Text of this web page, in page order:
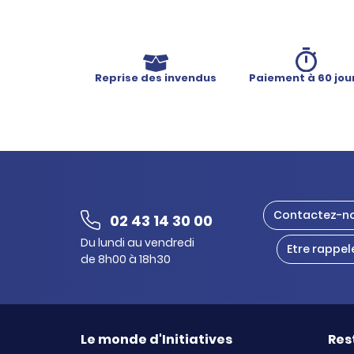
Reprise des invendus Paiement à 60
02 43 14 30 00
Du lundi au vendredi
de 8h00 à 18h30
Contactez-
Etre
Le monde d'Initiatives